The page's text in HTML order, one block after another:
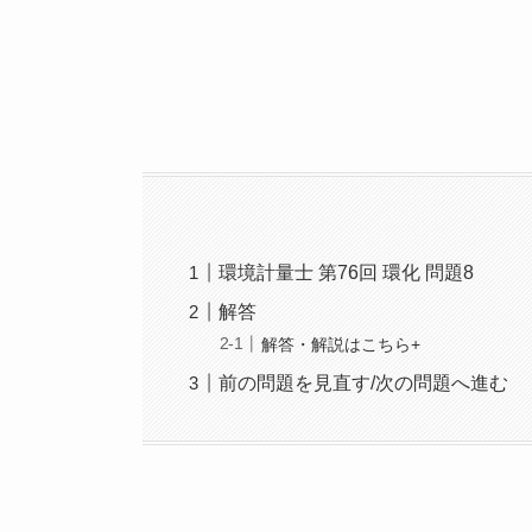
環境計量士 第76回 環化 問題8
解答
解答・解説はこちら+
前の問題を見直す/次の問題へ進む